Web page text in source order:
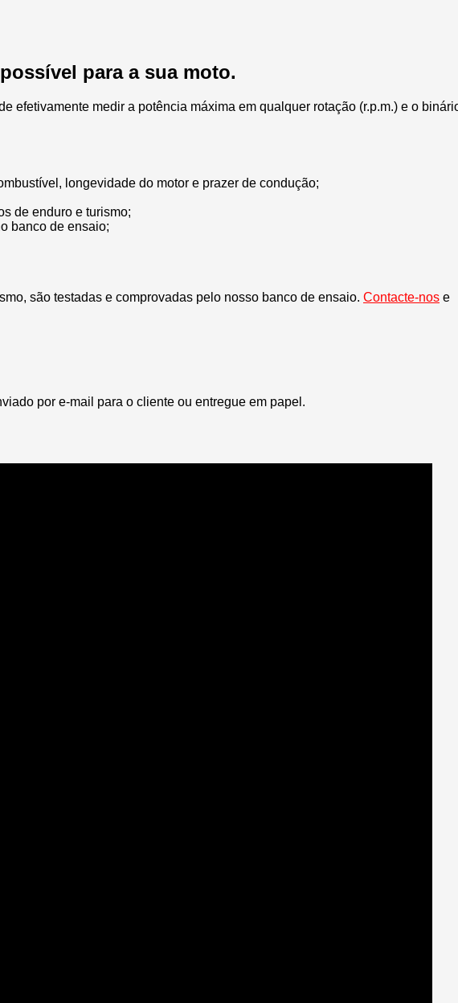
para a sua moto.
efetivamente medir a potência máxima em qualquer rotação (r.p.m.) e o
longevidade do motor e prazer de condução;
de enduro e turismo;
banco de ensaio;
são testadas e comprovadas pelo nosso banco de ensaio. Contacte-nos e
por e-mail para o cliente ou entregue em papel.